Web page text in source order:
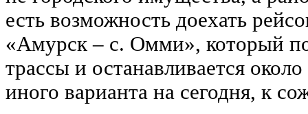
есть возможность доехать
«Амурск – с. Омми», который
трассы и останавливается
иного варианта на сегодня, к